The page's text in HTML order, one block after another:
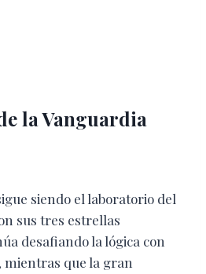
la Vanguardia
siendo el laboratorio del
sus tres estrellas
desafiando la lógica con
que la gran